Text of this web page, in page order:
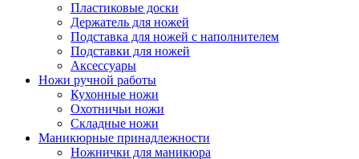
Пластиковые доски
Держатель для ножей
Подставка для ножей с наполнителем
Подставки для ножей
Аксессуары
Ножи ручной работы
Кухонные ножи
Охотничьи ножи
Складные ножи
Маникюрные принадлежности
Ножнички для маникюра